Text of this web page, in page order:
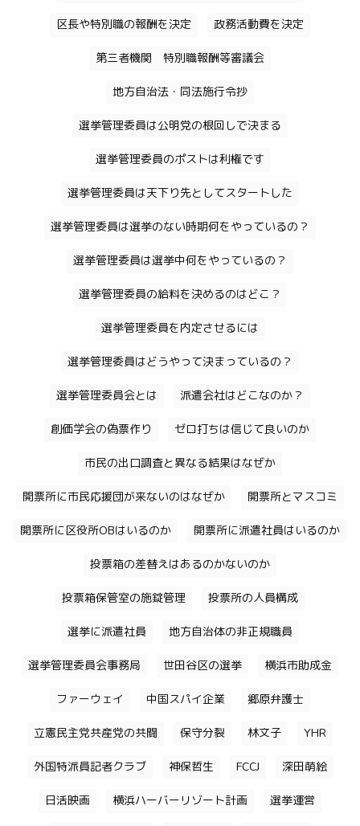
区長や特別職の報酬を決定 政務活動費を決定
第三者機関 特別職報酬等審議会
地方自治法・同法施行令抄
選挙管理委員は公明党の根回しで決まる
選挙管理委員のポストは利権です
選挙管理委員は天下り先としてスタートした
選挙管理委員は選挙のない時期何をやっているの？
選挙管理委員は選挙中何をやっているの？
選挙管理委員の給料を決めるのはどこ？
選挙管理委員を内定させるには
選挙管理委員はどうやって決まっているの？
選挙管理委員会とは 派遣会社はどこなのか？
創価学会の偽票作り ゼロ打ちは信じて良いのか
市民の出口調査と異なる結果はなぜか
開票所に市民応援団が来ないのはなぜか 開票所とマスコミ
開票所に区役所OBはいるのか 開票所に派遣社員はいるのか
投票箱の差替えはあるのかないのか
投票箱保管室の施錠管理 投票所の人員構成
選挙に派遣社員 地方自治体の非正規職員
選挙管理委員会事務局 世田谷区の選挙 横浜市助成金
ファーウェイ 中国スパイ企業 郷原弁護士
立憲民主党共産党の共闘 保守分裂 林文子 YHR
外国特派員記者クラブ 神保哲生 FCCJ 深田萌絵
日活映画 横浜ハーバーリゾート計画 選挙運営